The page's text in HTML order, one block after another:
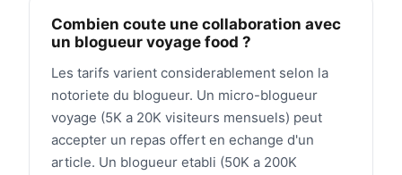
Combien coute une collaboration avec
un blogueur voyage food ?
Les tarifs varient considerablement selon la
notoriete du blogueur. Un micro-blogueur
voyage (5K a 20K visiteurs mensuels) peut
accepter un repas offert en echange d'un
article. Un blogueur etabli (50K a 200K